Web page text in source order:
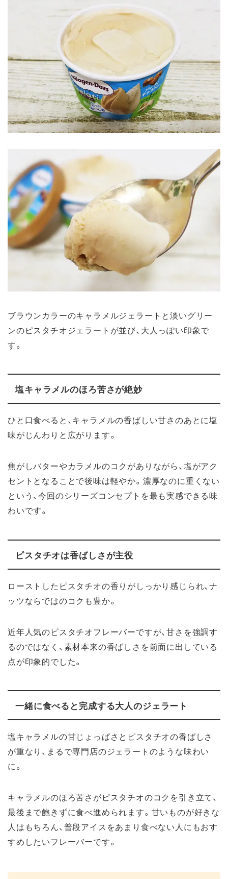
ブラウンカラーのキャラメルジェラートと淡いグリー
ンのピスタチオジェラートが並び、大人っぽい印象で
す。
塩キャラメルのほろ苦さが絶妙
ひと口食べると、キャラメルの香ばしい甘さのあとに塩
味がじんわりと広がります。
焦がしバターやカラメルのコクがありながら、塩がアク
セントとなることで後味は軽やか。濃厚なのに重くない
という、今回のシリーズコンセプトを最も実感できる味
わいです。
ピスタチオは香ばしさが主役
ローストしたピスタチオの香りがしっかり感じられ、ナ
ッツならではのコクも豊か。
近年人気のピスタチオフレーバーですが、甘さを強調す
るのではなく、素材本来の香ばしさを前面に出している
点が印象的でした。
一緒に食べると完成する大人のジェラート
塩キャラメルの甘じょっぱさとピスタチオの香ばしさ
が重なり、まるで専門店のジェラートのような味わい
に。
キャラメルのほろ苦さがピスタチオのコクを引き立て、
最後まで飽きずに食べ進められます。甘いものが好きな
人はもちろん、普段アイスをあまり食べない人にもおす
すめしたいフレーバーです。